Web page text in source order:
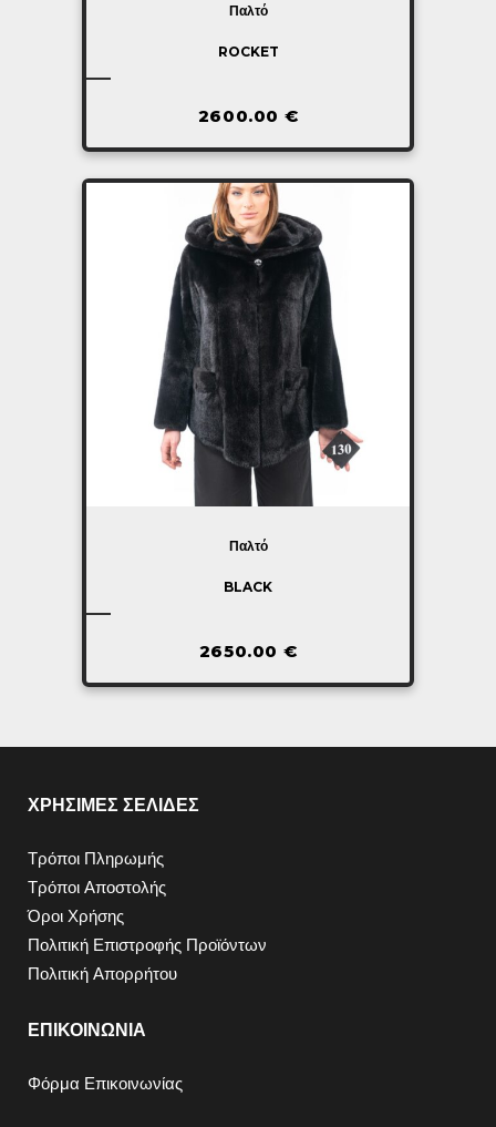
Παλτό
ROCKET
2600.00 €
Παλτό
BLACK
2650.00 €
ΧΡΗΣΙΜΕΣ ΣΕΛΙΔΕΣ
Τρόποι Πληρωμής
Τρόποι Αποστολής
Όροι Χρήσης
Πολιτική Επιστροφής Προϊόντων
Πολιτική Απορρήτου
ΕΠΙΚΟΙΝΩΝΙΑ
Φόρμα Επικοινωνίας